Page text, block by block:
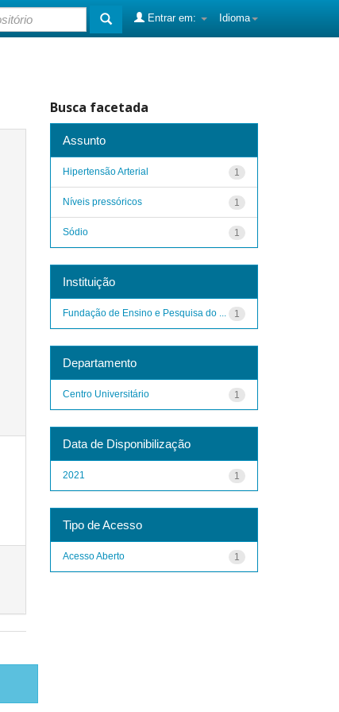
Idioma
Entrar em:
Busca facetada
Assunto
1
Hipertensão Arterial
1
Níveis pressóricos
1
Sódio
Instituição
1
Fundação de Ensino e Pesquisa do ...
Departamento
1
Centro Universitário
Data de Disponibilização
1
2021
Tipo de Acesso
1
Acesso Aberto